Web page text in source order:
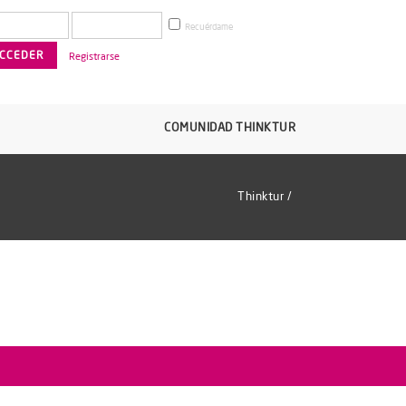
Recuérdame
Registrarse
COMUNIDAD THINKTUR
Thinktur /